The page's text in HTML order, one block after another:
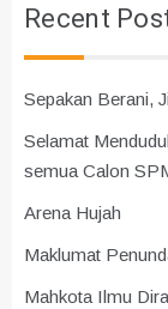
Recent
Sepakan Berani,
Selamat
semua Calon
Arena Hujah
Maklumat
Mahkota Ilmu